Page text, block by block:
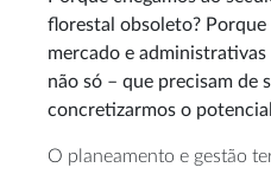
florestal obsoleto? Porque
mercado e
não só – que precisam de
concretizarmos o
O planeamento e gestão